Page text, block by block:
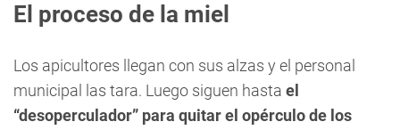
El proceso de la miel
Los apicultores llegan con sus alzas y el personal
municipal las tara. Luego siguen hasta el
“desoperculador” para quitar el opérculo de los